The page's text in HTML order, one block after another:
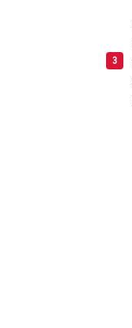
3